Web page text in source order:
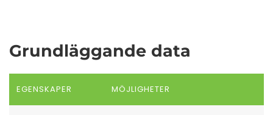
Grundläggande data
EGENSKAPER MÖJLIGHETER